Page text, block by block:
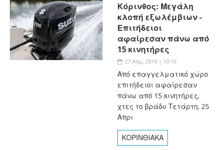
Κόρινθος: Μεγάλη
κλοπή εξωλέμβιων -
Επιτήδειοι
αφαίρεσαν πάνω από
15 κινητήρες
27 Απρ, 2018 | 10:10
Από επαγγελματικό χώρο
επιτήδειοι αφαίρεσαν
πάνω από 15 κινητήρες,
χτες το βράδυ Τετάρτη, 25
Απρι
ΚΟΡΙΝΘΙΑΚΑ